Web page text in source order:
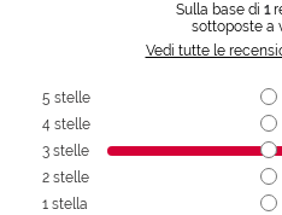
Sulla base di 1
sottoposte a
Vedi tutte le
5 stelle
4 stelle
3 stelle
2 stelle
1 stella